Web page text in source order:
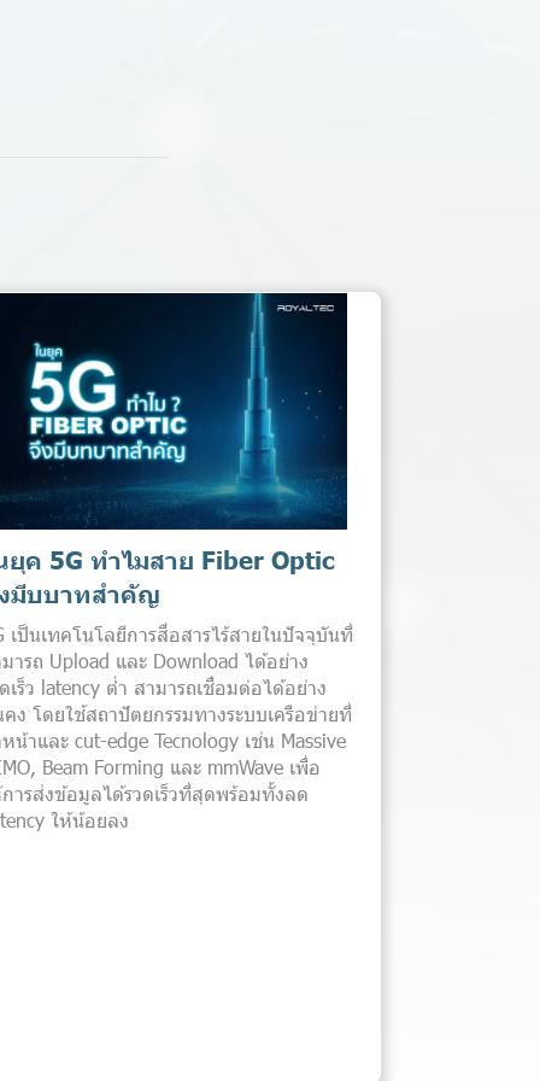
ยุค 5G ทำไมสาย Fiber Optic
มีบบาทสำคัญ
เป็นเทคโนโลยีการสื่อสารไร้สายในปัจจุบันที่
ารถ Upload และ Download ได้อย่าง
เร็ว latency ต่ำ สามารถเชื่อมต่อได้อย่าง
ง โดยใช้สถาปัตยกรรมทางระบบเครือข่ายที่
น้าและ cut-edge Tecnology เช่น Massive
Beam Forming และ mmWave เพื่อ
ารส่งข้อมูลได้รวดเร็วที่สุดพร้อมทั้งลด
ให้น้อยลง